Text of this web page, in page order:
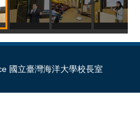
國立臺灣海洋大學校長室